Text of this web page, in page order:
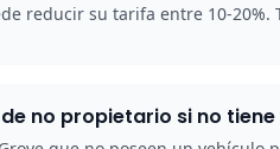
reducir su tarifa entre 10-
no propietario si no